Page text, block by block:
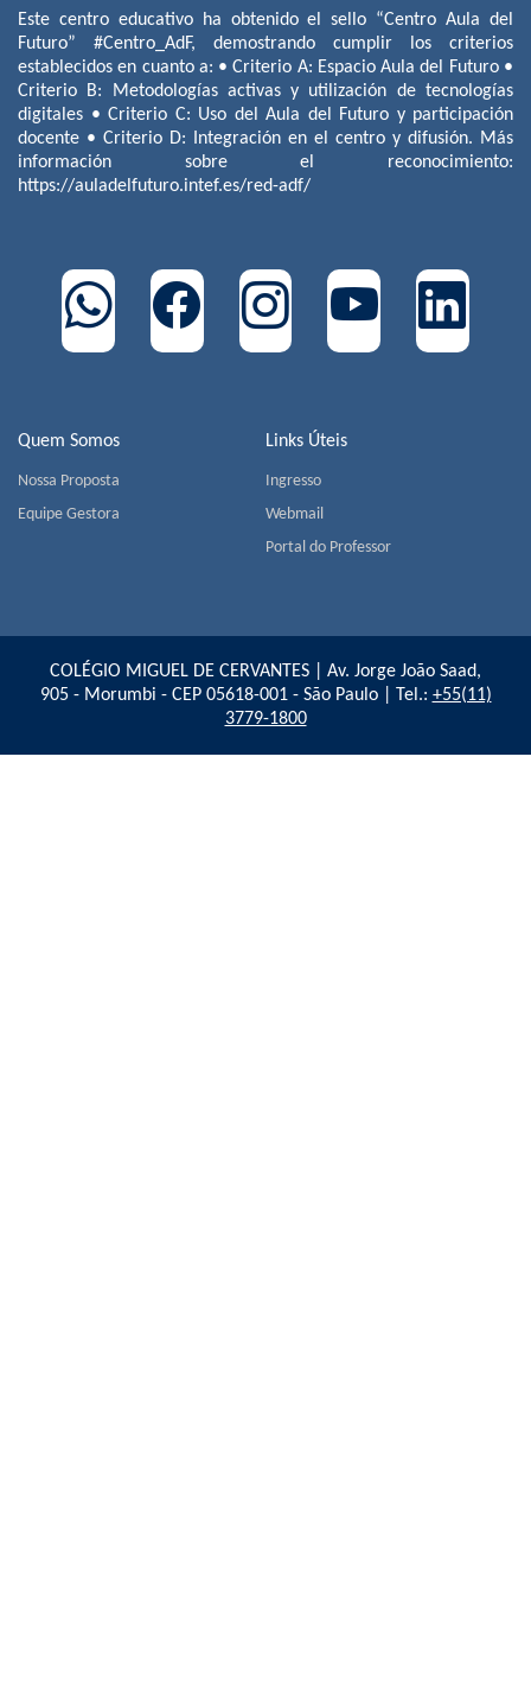
Quem Somos
Nossa Proposta
Equipe Gestora
Links Úteis
Ingresso
Webmail
Portal do Professor
Este centro educativo ha obtenido el sello “Centro Aula del
Futuro” #Centro_AdF, demostrando cumplir los criterios
establecidos en cuanto a: • Criterio A: Espacio Aula del Futuro •
Criterio B: Metodologías activas y utilización de tecnologías
digitales • Criterio C: Uso del Aula del Futuro y participación
docente • Criterio D: Integración en el centro y difusión. Más
información sobre el reconocimiento:
https://auladelfuturo.intef.es/red-adf/
COLÉGIO MIGUEL DE CERVANTES | Av. Jorge João Saad,
905 - Morumbi - CEP 05618-001 - São Paulo | Tel.: +55(11)
3779-1800